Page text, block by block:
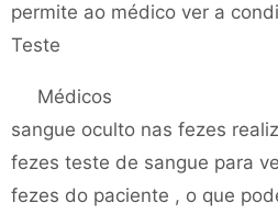
permite ao médico ver a
Teste
Médicos
sangue oculto nas fezes
fezes teste de sangue para
fezes do paciente , o que